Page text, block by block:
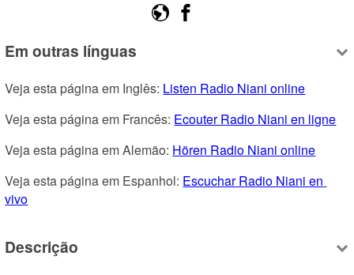
Em outras línguas
Veja esta página em Inglês: Listen Radio Niani online
Veja esta página em Francês: Ecouter Radio Niani en ligne
Veja esta página em Alemão: Hören Radio Niani online
Veja esta página em Espanhol: Escuchar Radio Niani en
vivo
Descrição